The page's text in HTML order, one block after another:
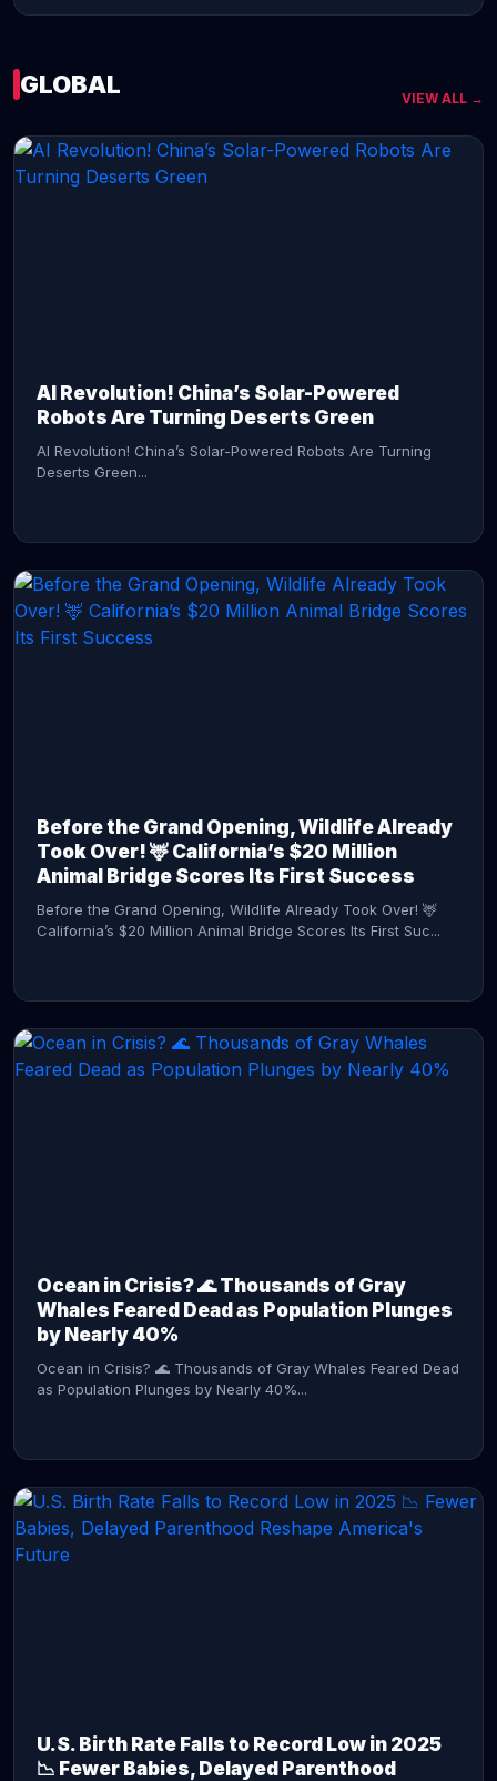
GLOBAL VIEW ALL →
AI Revolution! China’s Solar-Powered
Robots Are Turning Deserts Green
AI Revolution! China’s Solar-Powered Robots Are Turning
Deserts Green...
Before the Grand Opening, Wildlife Already
Took Over! 🦌 California’s $20 Million
Animal Bridge Scores Its First Success
Before the Grand Opening, Wildlife Already Took Over! 🦌
California’s $20 Million Animal Bridge Scores Its First Suc...
Ocean in Crisis? 🌊 Thousands of Gray
Whales Feared Dead as Population Plunges
by Nearly 40%
Ocean in Crisis? 🌊 Thousands of Gray Whales Feared Dead
as Population Plunges by Nearly 40%...
U.S. Birth Rate Falls to Record Low in 2025
📉 Fewer Babies, Delayed Parenthood